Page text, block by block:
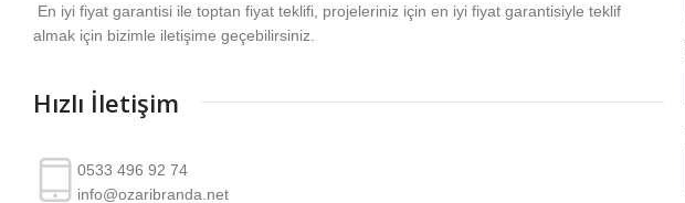
En iyi fiyat garantisi ile toptan fiyat teklifi, projeleriniz için en iyi fiyat garantisiyle teklif
almak için bizimle iletişime geçebilirsiniz.
Hızlı İletişim
0533 496 92 74
info@ozaribranda.net